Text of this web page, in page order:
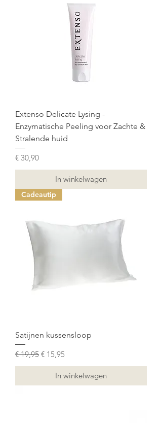
Extenso Delicate Lysing -
Enzymatische Peeling voor Zachte &
Stralende huid
Prijs
€ 30,90
In winkelwagen
Cadeautip
Satijnen kussensloop
Normale prijs
€ 19,95 Verkoopprijs
€ 15,95
In winkelwagen